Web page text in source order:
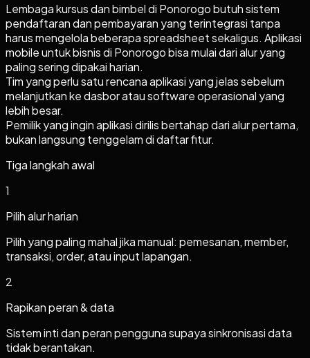
Lembaga kursus dan bimbel di Ponorogo butuh sistem
pendaftaran dan pembayaran yang terintegrasi tanpa
harus mengelola beberapa spreadsheet sekaligus. Aplikasi
mobile untuk bisnis di Ponorogo bisa mulai dari alur yang
paling sering dipakai harian.
Tim yang perlu satu rencana aplikasi yang jelas sebelum
melanjutkan ke dasbor atau software operasional yang
lebih besar.
Pemilik yang ingin aplikasi dirilis bertahap dari alur pertama,
bukan langsung tenggelam di daftar fitur.
Tiga langkah awal
1
Pilih alur harian
Pilih yang paling mahal jika manual: pemesanan, member,
transaksi, order, atau input lapangan.
2
Rapikan peran & data
Sistem inti dan peran pengguna supaya sinkronisasi data
tidak berantakan.